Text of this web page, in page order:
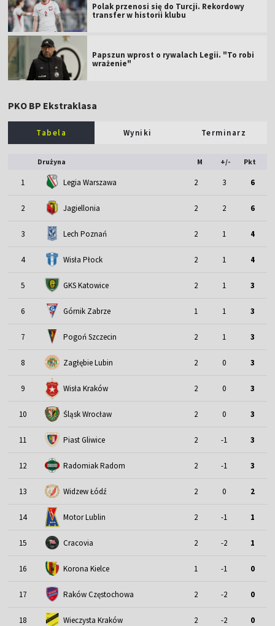
Polak przenosi się do Turcji. Rekordowy
transfer w historii klubu
Papszun wprost o rywalach Legii. "To robi
wrażenie"
PKO BP Ekstraklasa
Tabela Wyniki Terminarz
Drużyna M +/- Pkt
1 Legia Warszawa 2 3 6
2 Jagiellonia 2 2 6
3 Lech Poznań 2 1 4
4 Wisła Płock 2 1 4
5 GKS Katowice 2 1 3
6 Górnik Zabrze 1 1 3
7 Pogoń Szczecin 2 1 3
8 Zagłębie Lubin 2 0 3
9 Wisła Kraków 2 0 3
10 Śląsk Wrocław 2 0 3
11 Piast Gliwice 2 -1 3
12 Radomiak Radom 2 -1 3
13 Widzew Łódź 2 0 2
14 Motor Lublin 2 -1 1
15 Cracovia 2 -2 1
16 Korona Kielce 1 -1 0
17 Raków Częstochowa 2 -2 0
18 Wieczysta Kraków 2 -2 0